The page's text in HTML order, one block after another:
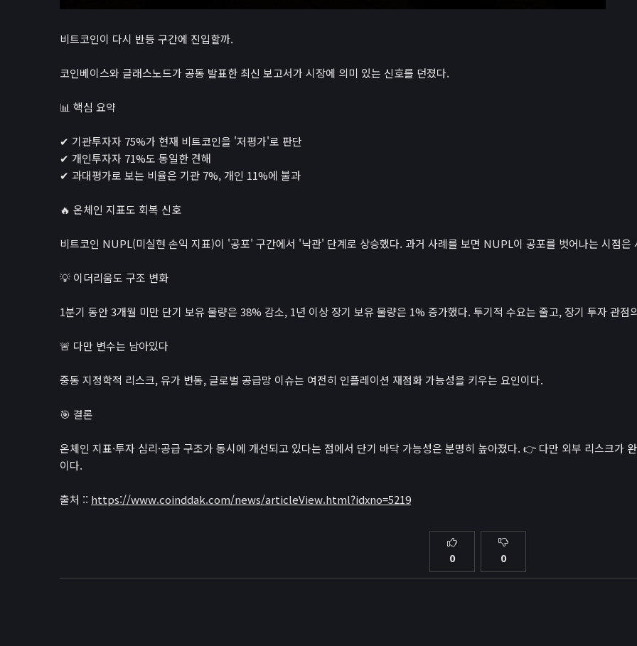
비트코인이 다시 반등 구간에 진입할까.
코인베이스와 글래스노드가 공동 발표한 최신 보고서가 시장에 의미 있는 신호를 던졌다.
📊 핵심 요약
✔ 기관투자자 75%가 현재 비트코인을 '저평가'로 판단
✔ 개인투자자 71%도 동일한 견해
✔ 과대평가로 보는 비율은 기관 7%, 개인 11%에 불과
🔥 온체인 지표도 회복 신호
비트코인 NUPL(미실현 손익 지표)이 '공포' 구간에서 '낙관' 단계로 상승했다. 과거 사례를 보면 NUPL이 공포를 벗어나는 시점은
💡 이더리움도 구조 변화
1분기 동안 3개월 미만 단기 보유 물량은 38% 감소, 1년 이상 장기 보유 물량은 1% 증가했다. 투기적 수요는 줄고, 장기 투자 관점
🚨 다만 변수는 남아있다
중동 지정학적 리스크, 유가 변동, 글로벌 공급망 이슈는 여전히 인플레이션 재점화 가능성을 키우는 요인이다.
🎯 결론
온체인 지표·투자 심리·공급 구조가 동시에 개선되고 있다는 점에서 단기 바닥 가능성은 분명히 높아졌다. 👉 다만 외부 리스크가
이다.
출처 :: https://www.coinddak.com/news/articleView.html?idxno=5219
0 0